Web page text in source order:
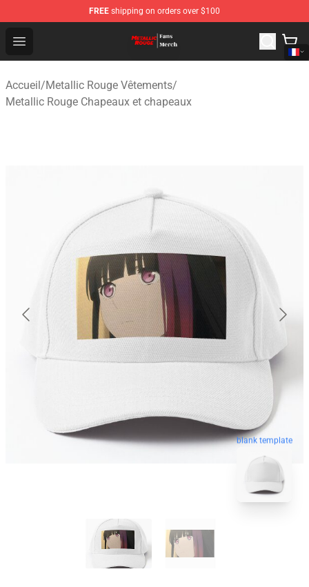
FREE shipping on orders over $100
Open menu
Metallic Rouge Store - Official Metallic Rouge
Accueil/Metallic Rouge Vêtements/
Metallic Rouge Chapeaux et chapeaux
blank template